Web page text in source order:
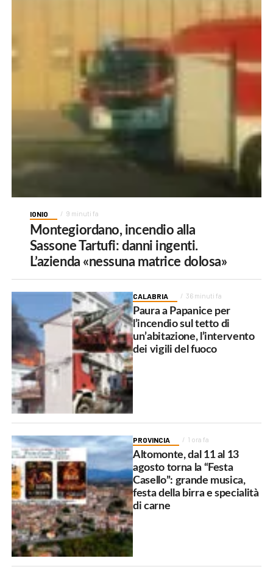
IONIO 9 minuti fa
Montegiordano, incendio alla
Sassone Tartufi: danni ingenti.
L’azienda «nessuna matrice dolosa»
CALABRIA 36 minuti fa
Paura a Papanice per
l’incendio sul tetto di
un’abitazione, l’intervento
dei vigili del fuoco
PROVINCIA 1 ora fa
Altomonte, dal 11 al 13
agosto torna la “Festa
Casello”: grande musica,
festa della birra e specialità
di carne